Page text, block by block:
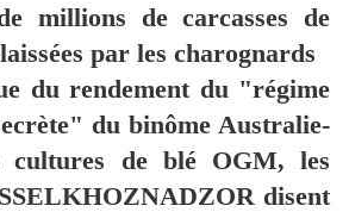
millions de carcasses de
par les charognards
du rendement du "régime
du binôme Australie-
cultures de blé OGM, les
disent